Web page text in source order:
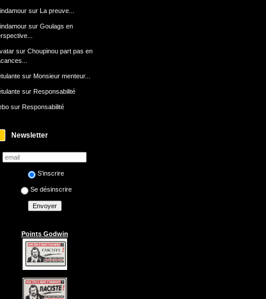
sur La preuve...
sur Goulags en
sur Choupinou part pas en
sur Monsieur menteur...
sur Responsabilité
sur Responsabilité
Newsletter
S'inscrire
Se désinscrire
Points Godwin